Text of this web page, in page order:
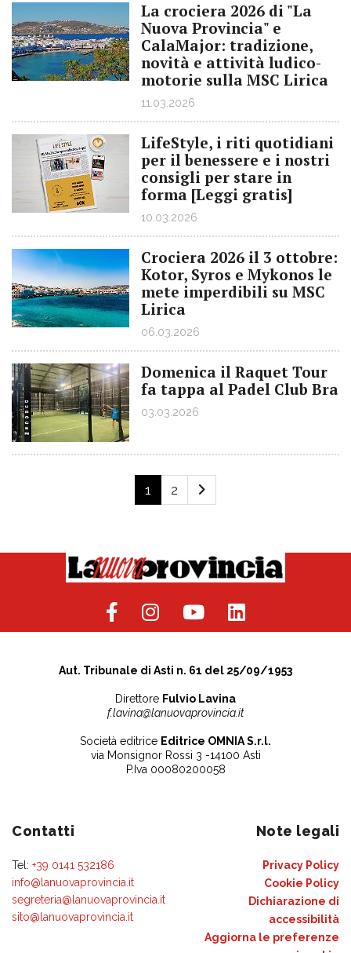
La crociera 2026 di "La
Nuova Provincia" e
CalaMajor: tradizione,
novità e attività ludico-
motorie sulla MSC Lirica
11.03.2026
LifeStyle, i riti quotidiani
per il benessere e i nostri
consigli per stare in
forma [Leggi gratis]
10.03.2026
Crociera 2026 il 3 ottobre:
Kotor, Syros e Mykonos le
mete imperdibili su MSC
Lirica
06.03.2026
Domenica il Raquet Tour
fa tappa al Padel Club Bra
03.03.2026
1 2
Aut. Tribunale di Asti n. 61 del 25/09/1953
Direttore Fulvio Lavina
f.lavina@lanuovaprovincia.it
Società editrice Editrice OMNIA S.r.l.
via Monsignor Rossi 3 -14100 Asti
P.Iva 00080200058
Contatti
Tel: +39 0141 532186
info@lanuovaprovincia.it
segreteria@lanuovaprovincia.it
sito@lanuovaprovincia.it
Note legali
Privacy Policy
Cookie Policy
Dichiarazione di
accessibilità
Aggiorna le preferenze